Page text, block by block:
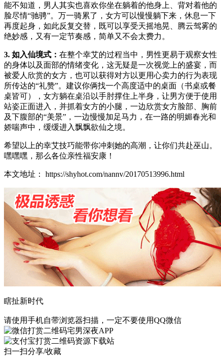
能不知道，男人其实也喜欢你坐在躺着的他身上、背对着他的
脸尽情“驰骋”。万一骑累了，女方可以慢慢躺下来，休息一下
再度起身，如此反复交替，既可以享受天摇地晃、腾云驾雾的
绝妙感，又有一定节奏感，简单又不会太费力。
3. 如入仙境式： 在整个幸艾的过程当中，男性更易于观察女性
的身体以及面部的情绪变化，这无疑是一次视觉上的盛宴，而
被爱人欣赏的女方，也可以获得对方以更用心卖力的行为表现
所传达的“礼赞”。建议你俩找一个高度适中的桌面（书桌或餐
桌皆可），女方躺在桌沿以手肘撑住上半身，让男方便于使用
站姿正面进入，并抓着女方的小腿，一边欣赏女方脸部、胸前
及下腹部的“美景”，一边慢慢加足马力，在一路的明媚春光和
娇喘声中，缓缓进入飘飘欲仙之境。
希望以上的幸艾技巧能带你冲刺她的高潮，让你们共赴巫山。
嘿嘿嘿，那么各位亲性福安康！
本文地址： https://shyhot.com/nannv/20170513996.html
瞎扯新时代
请使用手机自带浏览器扫描，一定不要使用QQ微信
宅男深夜APP
资源下载站
扫一扫分享/收藏